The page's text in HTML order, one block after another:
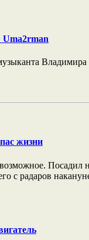
жизни
Посадил
с радаров